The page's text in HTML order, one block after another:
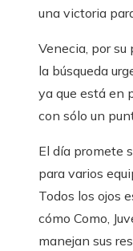
una victoria
Venecia, por
la búsqueda
ya que está en
con sólo un
El día promete
para varios
Todos los ojos
cómo Como,
manejan sus